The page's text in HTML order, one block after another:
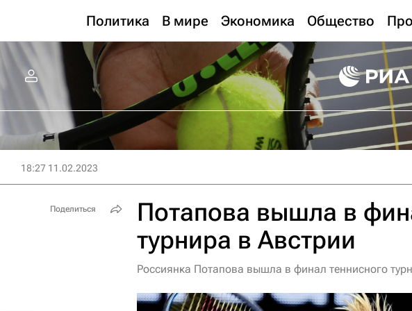
Политика В мире Экономика Общество
18:27 11.02.2023
Потапова вышла в
турнира в Австрии
Россиянка Потапова вышла в финал теннисного
Поделиться